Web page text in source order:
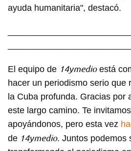
ayuda humanitaria", destacó.
El equipo de 14ymedioestá
hacer un periodismo serio que
la Cuba profunda. Gracias por
este largo camino. Te
apoyándonos, pero esta vez
de 14ymedio. Juntos podemos